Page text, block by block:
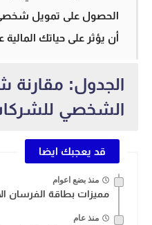
الحصول على تمويل
أن يؤثر على حياتك
الجدول: مقارنة
الشخصي
قد يعجبك ايضا
منذ بضع اعوام
مميزات بطاقة الفرسان
منذ عام